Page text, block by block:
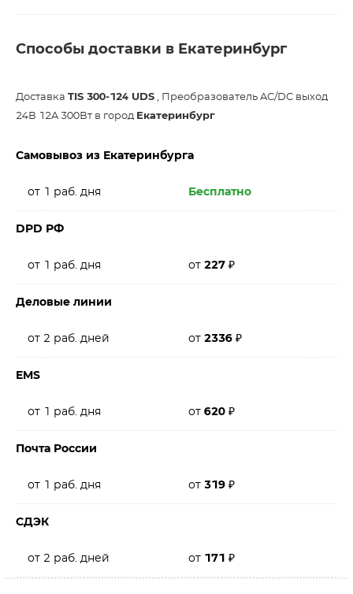
Способы доставки в Екатеринбург
Доставка TIS 300-124 UDS , Преобразователь AC/DC выход
24В 12A 300Вт в город Екатеринбург
Самовывоз из Екатеринбурга
от 1 раб. дня Бесплатно
DPD РФ
от 1 раб. дня от 227 ₽
Деловые линии
от 2 раб. дней от 2336 ₽
EMS
от 1 раб. дня от 620 ₽
Почта России
от 1 раб. дня от 319 ₽
СДЭК
от 2 раб. дней от 171 ₽